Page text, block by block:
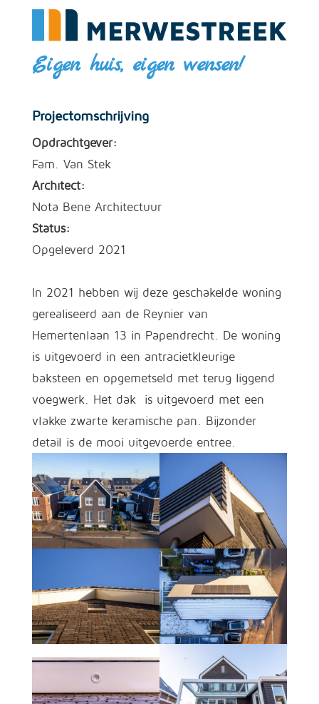
Eigen huis, eigen wensen!
Projectomschrijving
Opdrachtgever:
Fam. Van Stek
Architect:
Nota Bene Architectuur
Status:
Opgeleverd 2021
In 2021 hebben wij deze geschakelde woning
gerealiseerd aan de Reynier van
Hemertenlaan 13 in Papendrecht. De woning
is uitgevoerd in een antracietkleurige
baksteen en opgemetseld met terug liggend
voegwerk. Het dak is uitgevoerd met een
vlakke zwarte keramische pan. Bijzonder
detail is de mooi uitgevoerde entree.